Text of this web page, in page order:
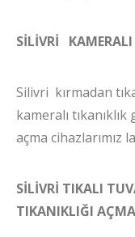
SİLİVRİ
Silivri kırmadan
kameralı
açma cihazlarımız
SİLİVRİ TIKALI
TIKANIKLIĞI